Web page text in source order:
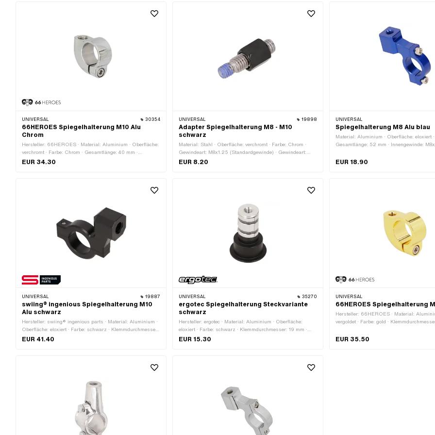
UNIVERSAL 30354
66HEROES Spiegelhalterung M10 Alu
Chrom
Hersteller: 66HEROES · Material: Aluminium · Oberfläche:
verchromt · Farbe: Chrom · Gesamtlänge: 40 mm ·
Innengewinde: M5x0.8 (Standardgewinde) · Breite: 16 mm ·
EUR 34.30
UNIVERSAL 19898
Adapter Spiegelhalterung M8 - M10
schwarz
Material: Stahl · Oberfläche: verchromt · Farbe: Chrom ·
Gewindeart: M8x1.25 (Standardgewinde) · Gewindeart:
MF10x1.25 (Feingewinde) · Gewindegrösse: M10 ·
EUR 8.20
UNIVERSAL
Spiegelhalterung M8 Alu blau
Material: Aluminium · Oberfläche: eloxiert
Gesamtlänge: 52 mm · Innengewinde:
Höhe: 55 mm · Klemmdurchmesser: 22 mm
EUR 18.90
UNIVERSAL 19887
swiing® ingenious Spiegelhalterung M10
Alu schwarz
Hersteller: swiing® ingenious parts · Material: Aluminium ·
Oberfläche: eloxiert · Farbe: schwarz · Klemmdurchmesser:
22 mm · Gesamtlänge: 52 mm · Breite: 18 mm · Höhe: 55
EUR 41.40
UNIVERSAL 35270
ergotec Spiegelhalterung Steckvariante
schwarz
Hersteller: ergotec · Material: Aluminium · Oberfläche:
eloxiert · Farbe: schwarz · Klemmdurchmesser: 19 mm ·
Gesamtlänge: 39 mm
EUR 15.30
UNIVERSAL
66HEROES Spiegelhalterung
Hersteller: 66HEROES · Material:
vergoldet · Farbe: gold ·
Gewindeart: M8x1.25 (Standardgewinde) ·
EUR 35.50